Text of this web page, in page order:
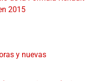
2015
y nuevas